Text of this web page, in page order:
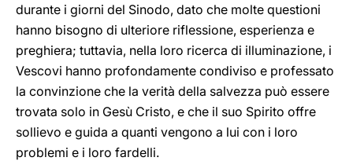
durante i giorni del Sinodo, dato che molte questioni
hanno bisogno di ulteriore riflessione, esperienza e
preghiera; tuttavia, nella loro ricerca di illuminazione, i
Vescovi hanno profondamente condiviso e professato
la convinzione che la verità della salvezza può essere
trovata solo in Gesù Cristo, e che il suo Spirito offre
sollievo e guida a quanti vengono a lui con i loro
problemi e i loro fardelli.